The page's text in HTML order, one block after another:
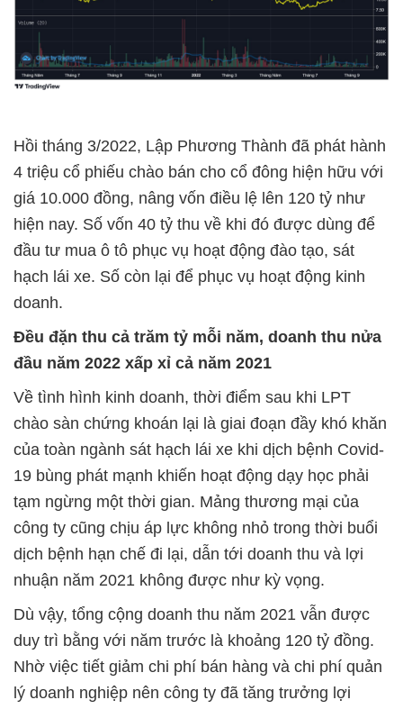
Hồi tháng 3/2022, Lập Phương Thành đã phát hành
4 triệu cổ phiếu chào bán cho cổ đông hiện hữu với
giá 10.000 đồng, nâng vốn điều lệ lên 120 tỷ như
hiện nay. Số vốn 40 tỷ thu về khi đó được dùng để
đầu tư mua ô tô phục vụ hoạt động đào tạo, sát
hạch lái xe. Số còn lại để phục vụ hoạt động kinh
doanh.
Đều đặn thu cả trăm tỷ mỗi năm, doanh thu nửa
đầu năm 2022 xấp xỉ cả năm 2021
Về tình hình kinh doanh, thời điểm sau khi LPT
chào sàn chứng khoán lại là giai đoạn đầy khó khăn
của toàn ngành sát hạch lái xe khi dịch bệnh Covid-
19 bùng phát mạnh khiến hoạt động dạy học phải
tạm ngừng một thời gian. Mảng thương mại của
công ty cũng chịu áp lực không nhỏ trong thời buổi
dịch bệnh hạn chế đi lại, dẫn tới doanh thu và lợi
nhuận năm 2021 không được như kỳ vọng.
Dù vậy, tổng cộng doanh thu năm 2021 vẫn được
duy trì bằng với năm trước là khoảng 120 tỷ đồng.
Nhờ việc tiết giảm chi phí bán hàng và chi phí quản
lý doanh nghiệp nên công ty đã tăng trưởng lợi